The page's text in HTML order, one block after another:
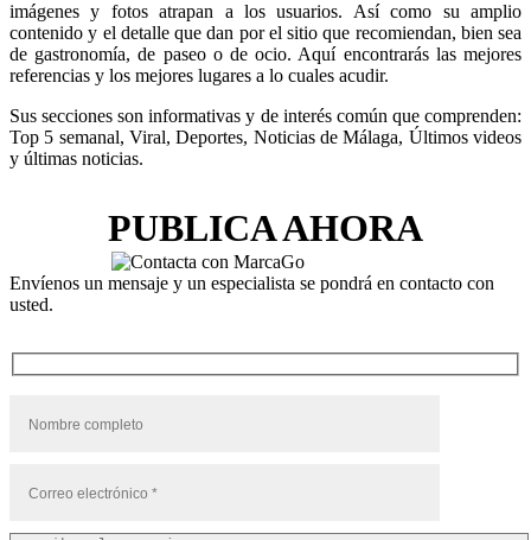
imágenes y fotos atrapan a los usuarios. Así como su amplio
contenido y el detalle que dan por el sitio que recomiendan, bien sea
de gastronomía, de paseo o de ocio. Aquí encontrarás las mejores
referencias y los mejores lugares a lo cuales acudir.
Sus secciones son informativas y de interés común que comprenden:
Top 5 semanal, Viral, Deportes, Noticias de Málaga, Últimos videos
y últimas noticias.
PUBLICA AHORA
Envíenos un mensaje y un especialista se pondrá en contacto con
usted.